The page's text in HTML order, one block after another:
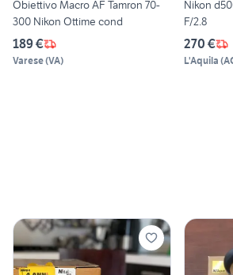
Obiettivo Macro AF Tamron 70-
300 Nikon Ottime cond
189 €
Varese(VA)
Nikon
F/2.8
270 €
L'Aquila (